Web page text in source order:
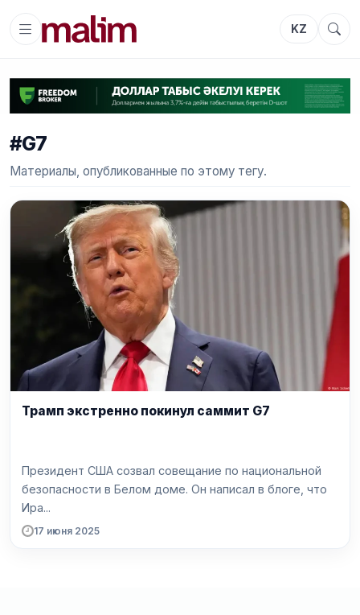
KZ
#G7
Материалы, опубликованные по этому тегу.
Трамп экстренно покинул саммит G7
Президент США созвал совещание по национальной
безопасности в Белом доме. Он написал в блоге, что
Ира...
17 июня 2025